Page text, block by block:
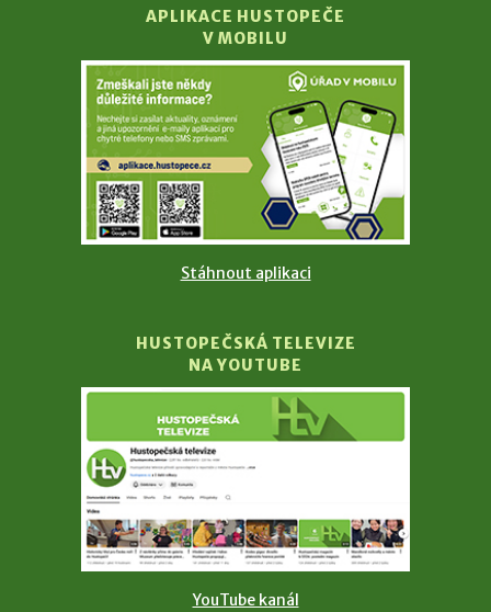
APLIKACE HUSTOPEČE
V MOBILU
Stáhnout aplikaci
HUSTOPEČSKÁ TELEVIZE
NA YOUTUBE
YouTube kanál